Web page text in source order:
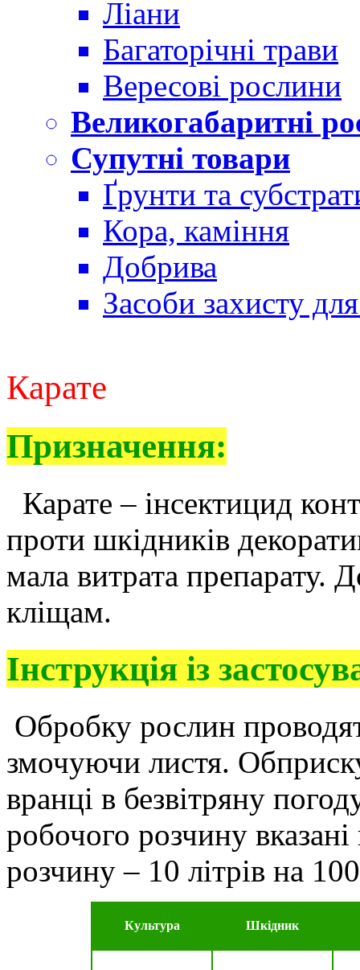
Ліани
Багаторічні трави
Вересові рослини
Великогабаритні
Супутні товари
Ґрунти та
Кора, каміння
Добрива
Засоби захисту
Карате
Призначення:
Карате – інсектицид
проти шкідників
мала витрата препарату.
кліщам.
Інструкція із
Обробку рослин
змочуючи листя.
вранці в безвітряну
робочого розчину
розчину – 10 літрів на
Культура Шкідник